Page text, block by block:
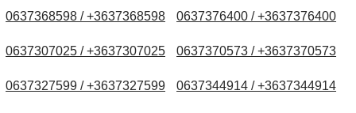
0637368598 / +3637368598 0637376400 / +3637376400
0637307025 / +3637307025 0637370573 / +3637370573
0637327599 / +3637327599 0637344914 / +3637344914